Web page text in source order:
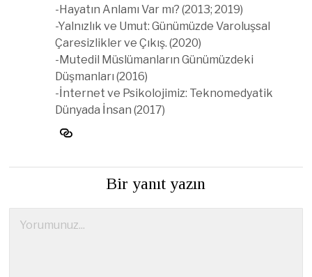
-Hayatın Anlamı Var mı? (2013; 2019)
-Yalnızlık ve Umut: Günümüzde Varoluşsal
Çaresizlikler ve Çıkış. (2020)
-Mutedil Müslümanların Günümüzdeki
Düşmanları (2016)
-İnternet ve Psikolojimiz: Teknomedyatik
Dünyada İnsan (2017)
Bir yanıt yazın